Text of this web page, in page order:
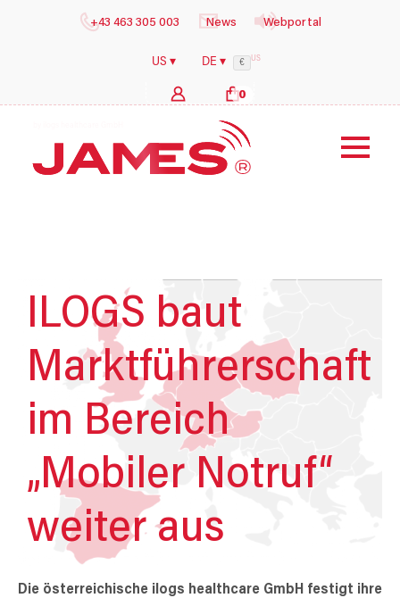
+43 463 305 003 News Webportal
US ▾ DE ▾ € US
0
ILOGS baut
Marktführerschaft
im Bereich
„Mobiler Notruf“
weiter aus
Die österreichische ilogs healthcare GmbH festigt ihre